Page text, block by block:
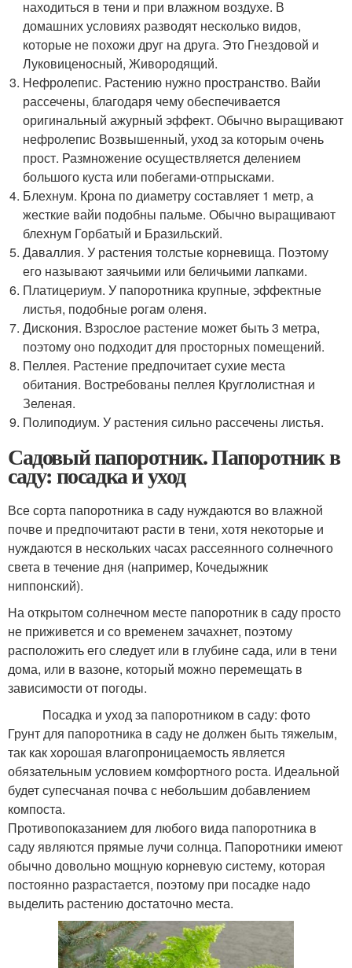
находиться в тени и при влажном воздухе. В
домашних условиях разводят несколько видов,
которые не похожи друг на друга. Это Гнездовой и
Луковиценосный, Живородящий.
Нефролепис. Растению нужно пространство. Вайи
рассечены, благодаря чему обеспечивается
оригинальный ажурный эффект. Обычно выращивают
нефролепис Возвышенный, уход за которым очень
прост. Размножение осуществляется делением
большого куста или побегами-отпрысками.
Блехнум. Крона по диаметру составляет 1 метр, а
жесткие вайи подобны пальме. Обычно выращивают
блехнум Горбатый и Бразильский.
Даваллия. У растения толстые корневища. Поэтому
его называют заячьими или беличьими лапками.
Платицериум. У папоротника крупные, эффектные
листья, подобные рогам оленя.
Дискония. Взрослое растение может быть 3 метра,
поэтому оно подходит для просторных помещений.
Пеллея. Растение предпочитает сухие места
обитания. Востребованы пеллея Круглолистная и
Зеленая.
Полиподиум. У растения сильно рассечены листья.
Садовый папоротник. Папоротник в
саду: посадка и уход
Все сорта папоротника в саду нуждаются во влажной
почве и предпочитают расти в тени, хотя некоторые и
нуждаются в нескольких часах рассеянного солнечного
света в течение дня (например, Кочедыжник
ниппонский).
На открытом солнечном месте папоротник в саду просто
не приживется и со временем зачахнет, поэтому
расположить его следует или в глубине сада, или в тени
дома, или в вазоне, который можно перемещать в
зависимости от погоды.
Посадка и уход за папоротником в саду: фото
Грунт для папоротника в саду не должен быть тяжелым,
так как хорошая влагопроницаемость является
обязательным условием комфортного роста. Идеальной
будет супесчаная почва с небольшим добавлением
компоста.
Противопоказанием для любого вида папоротника в
саду являются прямые лучи солнца. Папоротники имеют
обычно довольно мощную корневую систему, которая
постоянно разрастается, поэтому при посадке надо
выделить растению достаточно места.